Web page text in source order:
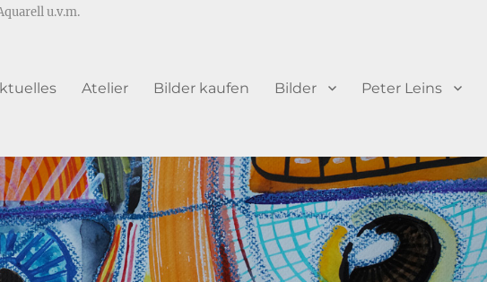
u.v.m.
Atelier Bilder kaufen Bilder Peter Leins